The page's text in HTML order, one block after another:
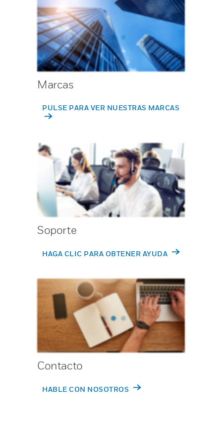
Marcas
PULSE PARA VER NUESTRAS MARCAS
Soporte
HAGA CLIC PARA OBTENER AYUDA
Contacto
HABLE CON NOSOTROS